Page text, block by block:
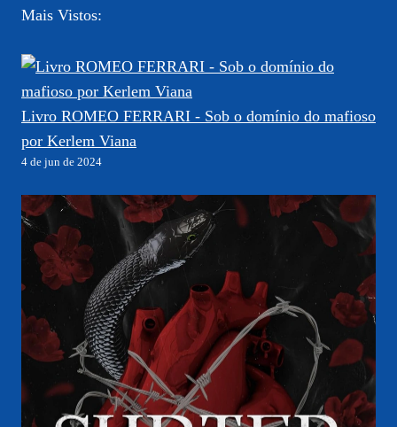
Mais Vistos:
Livro ROMEO FERRARI - Sob o domínio do mafioso
por Kerlem Viana
4 de jun de 2024